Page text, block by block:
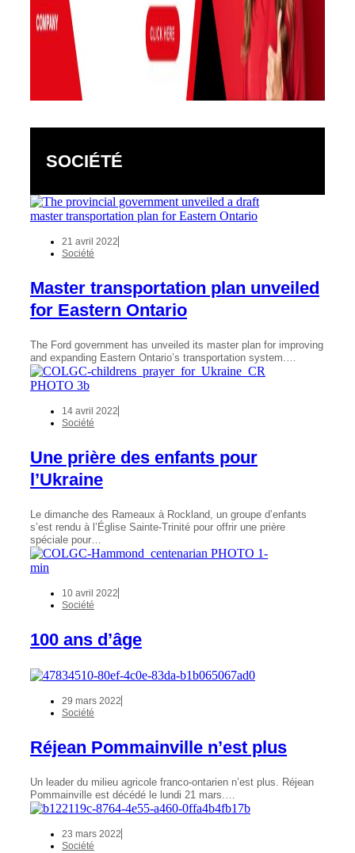
SOCIÉTÉ
21 avril 2022
Société
Master transportation plan unveiled
for Eastern Ontario
The Ford government has unveiled its master plan for improving
and expanding Eastern Ontario’s transportation system.…
14 avril 2022
Société
Une prière des enfants pour
l’Ukraine
Le dimanche des Rameaux à Rockland, un groupe d’enfants
s’est rendu à l’Église Sainte-Trinité pour offrir une prière
spéciale pour…
10 avril 2022
Société
100 ans d’âge
29 mars 2022
Société
Réjean Pommainville n’est plus
Un leader du milieu agricole franco-ontarien n’est plus. Réjean
Pommainville est décédé le lundi 21 mars.…
23 mars 2022
Société